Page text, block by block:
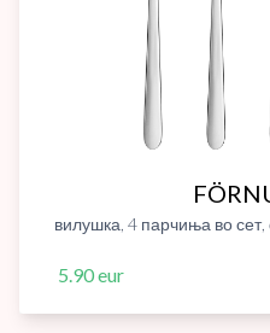
вилушка, 4 парчиња во сет,
5.90 eur